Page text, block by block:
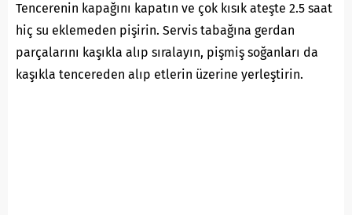
Tencerenin kapağını kapatın ve çok kısık ateşte 2.5 saat
hiç su eklemeden pişirin. Servis tabağına gerdan
parçalarını kaşıkla alıp sıralayın, pişmiş soğanları da
kaşıkla tencereden alıp etlerin üzerine yerleştirin.